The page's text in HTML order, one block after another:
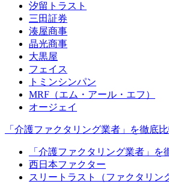
汐留トラスト
三田証券
湊屋商事
晶光商事
大黒屋
フェイス
トミンシンパン
MRF（エム・アール・エフ）
オージェイ
「介護ファクタリング業者」を徹底
「介護ファクタリング業者」を
西日本ファクター
スリートラスト（ファクタリン